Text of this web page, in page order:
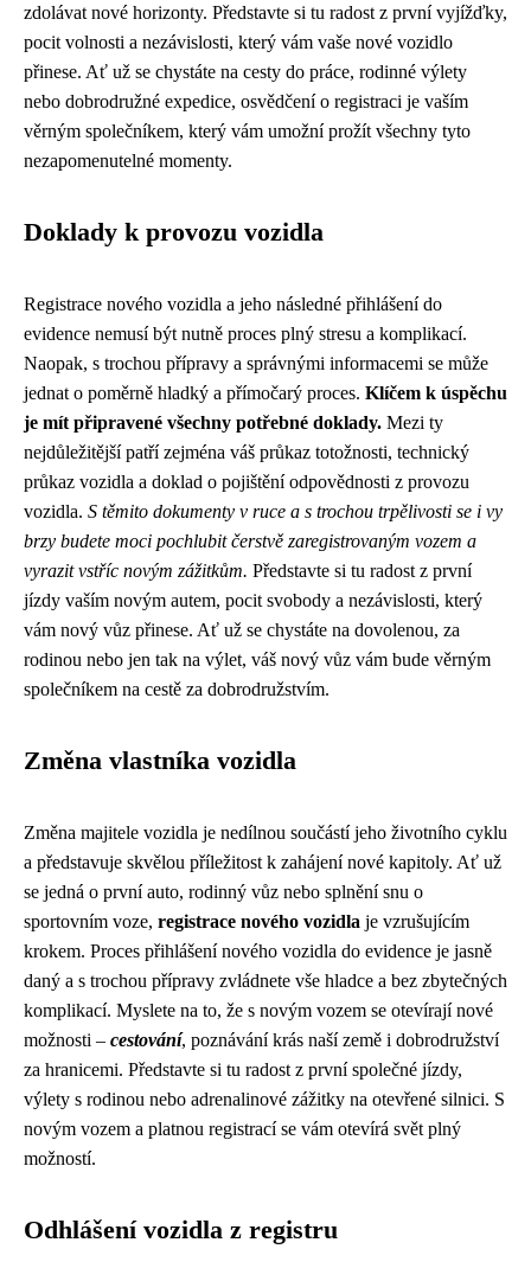
zdolávat nové horizonty. Představte si tu radost z první vyjížďky,
pocit volnosti a nezávislosti, který vám vaše nové vozidlo
přinese. Ať už se chystáte na cesty do práce, rodinné výlety
nebo dobrodružné expedice, osvědčení o registraci je vaším
věrným společníkem, který vám umožní prožít všechny tyto
nezapomenutelné momenty.
Doklady k provozu vozidla
Registrace nového vozidla a jeho následné přihlášení do
evidence nemusí být nutně proces plný stresu a komplikací.
Naopak, s trochou přípravy a správnými informacemi se může
jednat o poměrně hladký a přímočarý proces. Klíčem k úspěchu
je mít připravené všechny potřebné doklady. Mezi ty
nejdůležitější patří zejména váš průkaz totožnosti, technický
průkaz vozidla a doklad o pojištění odpovědnosti z provozu
vozidla. S těmito dokumenty v ruce a s trochou trpělivosti se i vy
brzy budete moci pochlubit čerstvě zaregistrovaným vozem a
vyrazit vstříc novým zážitkům. Představte si tu radost z první
jízdy vaším novým autem, pocit svobody a nezávislosti, který
vám nový vůz přinese. Ať už se chystáte na dovolenou, za
rodinou nebo jen tak na výlet, váš nový vůz vám bude věrným
společníkem na cestě za dobrodružstvím.
Změna vlastníka vozidla
Změna majitele vozidla je nedílnou součástí jeho životního cyklu
a představuje skvělou příležitost k zahájení nové kapitoly. Ať už
se jedná o první auto, rodinný vůz nebo splnění snu o
sportovním voze, registrace nového vozidla je vzrušujícím
krokem. Proces přihlášení nového vozidla do evidence je jasně
daný a s trochou přípravy zvládnete vše hladce a bez zbytečných
komplikací. Myslete na to, že s novým vozem se otevírají nové
možnosti – cestování, poznávání krás naší země i dobrodružství
za hranicemi. Představte si tu radost z první společné jízdy,
výlety s rodinou nebo adrenalinové zážitky na otevřené silnici. S
novým vozem a platnou registrací se vám otevírá svět plný
možností.
Odhlášení vozidla z registru